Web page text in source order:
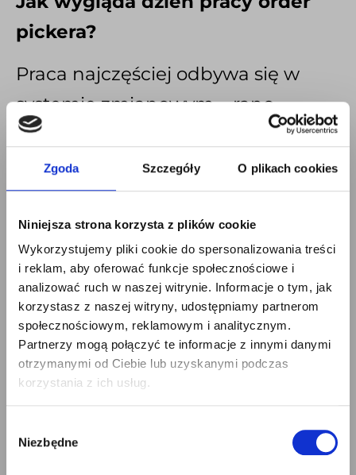
Zgoda Szczegóły O plikach cookies
Niniejsza strona korzysta z plików cookie
Wykorzystujemy pliki cookie do spersonalizowania treści
i reklam, aby oferować funkcje społecznościowe i
analizować ruch w naszej witrynie. Informacje o tym, jak
korzystasz z naszej witryny, udostępniamy partnerom
społecznościowym, reklamowym i analitycznym.
Partnerzy mogą połączyć te informacje z innymi danymi
otrzymanymi od Ciebie lub uzyskanymi podczas
korzystania z ich usług.
zgody
Niezbędne
pickera?
Praca najczęściej odbywa się w
systemie zmianowym – rano,
popołudniu lub nocą. W
zależności od firmy zmiana może
trwać od 8 do nawet 12 godzin.
Typowy dzień wygląda zazwyczaj
podobnie:
rozpoczęcie zmiany i krótkie
omówienie obowiązków,
pobranie skanera lub sprzętu
kompletowanie zamówień,